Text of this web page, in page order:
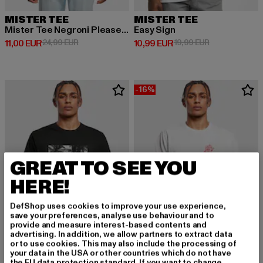
MISTER TEE
Mister Tee Negroni Please Tee
11,00 EUR
Derzeitiger Preis: 11,00 EUR
24,99 EURAktionspreis: 24,99 EUR
MISTER TEE
Easy Sign
10,99 EUR
Derzeitiger Preis: 10,99 EUR
19,99 EURAktionspreis:
-16%
GREAT TO SEE YOU
HERE!
DefShop uses cookies to improve your use experience,
save your preferences, analyse use behaviour and to
provide and measure interest-based contents and
advertising. In addition, we allow partners to extract data
or to use cookies. This may also include the processing of
your data in the USA or other countries which do not have